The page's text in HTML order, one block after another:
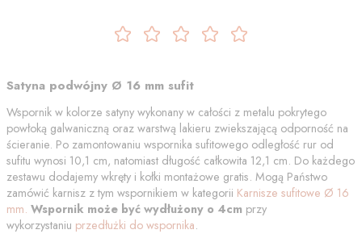
Satyna podwójny Ø 16 mm sufit
Wspornik w kolorze satyny wykonany w całości z metalu pokrytego
powłoką galwaniczną oraz warstwą lakieru zwiekszającą odporność na
ścieranie. Po zamontowaniu wspornika sufitowego odległość rur od
sufitu wynosi 10,1 cm, natomiast długość całkowita 12,1 cm. Do każdego
zestawu dodajemy wkręty i kołki montażowe gratis. Mogą Państwo
zamówić karnisz z tym wspornikiem w kategorii Karnisze sufitowe Ø 16
mm. Wspornik może być wydłużony o 4cm przy
wykorzystaniu przedłużki do wspornika.